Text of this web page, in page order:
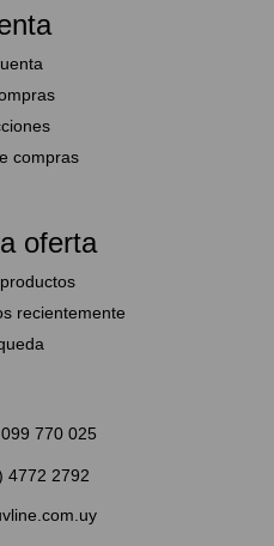
compras
oferta
recientemente
770 025
4772 2792